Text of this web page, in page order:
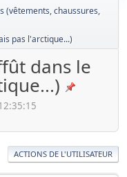
(vêtements, chaussures,
pas l'arctique...)
dans le
ACTIONS DE L'UTILISATEUR